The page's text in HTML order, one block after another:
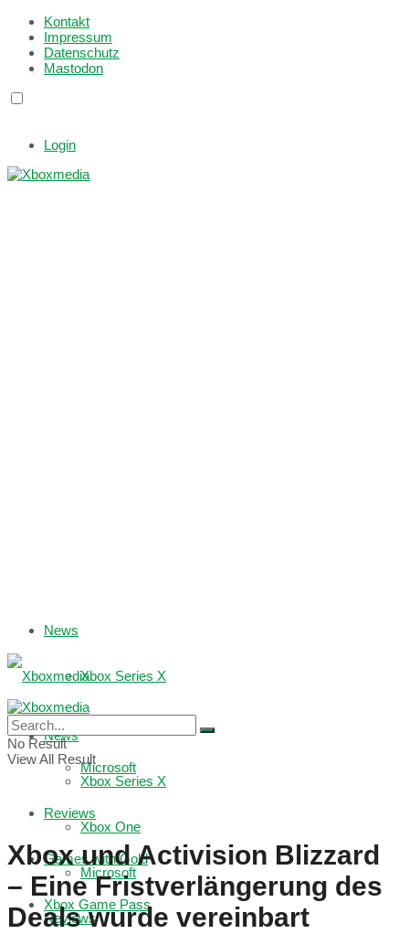
Kontakt
Impressum
Datenschutz
Mastodon
Login
News
Xbox Series X
Microsoft
Reviews
Games with Gold
Xbox Game Pass
News
Xbox Series X
Xbox One
Microsoft
Reviews
No Result
View All Result
Xbox und Activision Blizzard
– Eine Fristverlängerung des
Deals wurde vereinbart